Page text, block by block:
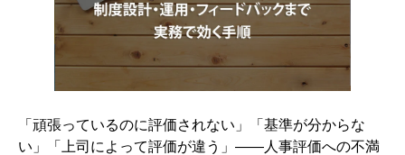
2-3. 原因③：評価者と被評価者のレベル感のずれ（期待
値が合っていない）
2-4. 「上司側／部下側」不満を、改善課題に翻訳するコ
ツ
3. “最悪”と思われる評価制度の特徴7つ｜改善の優先順位が
「頑張っているのに評価されない」「基準が分からな
い」「上司によって評価が違う」——人事評価への不満